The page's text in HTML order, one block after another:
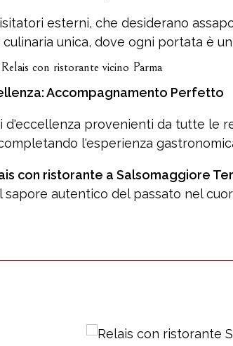
esterni, che desiderano
unica, dove ogni portata è
Relais con ristorante vicino Parma
Accompagnamento Perfetto
provenienti da tutte le
l'esperienza
con ristorante a Salsomaggiore
autentico del passato nel